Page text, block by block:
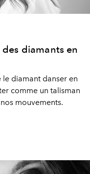
diamants en
diamant danser en
comme un talisman
mouvements.